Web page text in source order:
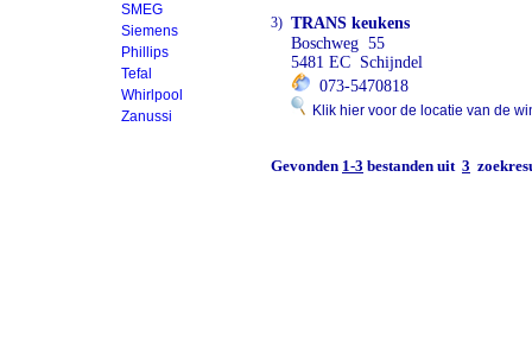
SMEG
Siemens
Phillips
Tefal
Whirlpool
Zanussi
3) TRANS keukens
Boschweg 55
5481 EC Schijndel
073-5470818
Klik hier voor de locatie van de
Gevonden 1-3 bestanden uit 3